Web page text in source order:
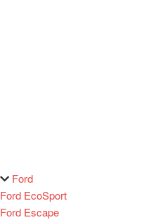
Ford
Ford EcoSport
Ford Escape